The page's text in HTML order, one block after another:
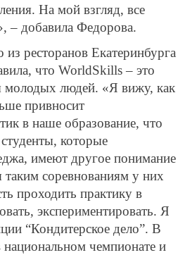
На мой взгляд, все
– добавила Федорова.
ресторанов Екатеринбурга
что WorldSkills – это
молодых людей. «Я вижу, как
привносит
в наше образование, что
которые
имеют другое понимание
таким соревнованиям у них
проходить практику в
экспериментировать. Я
“Кондитерское дело”. В
чемпионате и